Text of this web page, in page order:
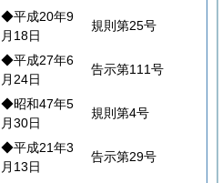
◆平成20年9
月18日
規則第25号
◆平成27年6
月24日
告示第111号
◆昭和47年5
月30日
規則第4号
◆平成21年3
月13日
告示第29号